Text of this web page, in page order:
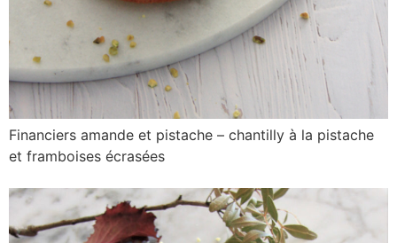
Financiers amande et pistache – chantilly à la pistache
et framboises écrasées